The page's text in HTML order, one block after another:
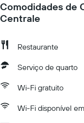
Comodidades de
Centrale
Restaurante
Serviço de quarto
Wi-Fi gratuito
Wi-Fi disponível